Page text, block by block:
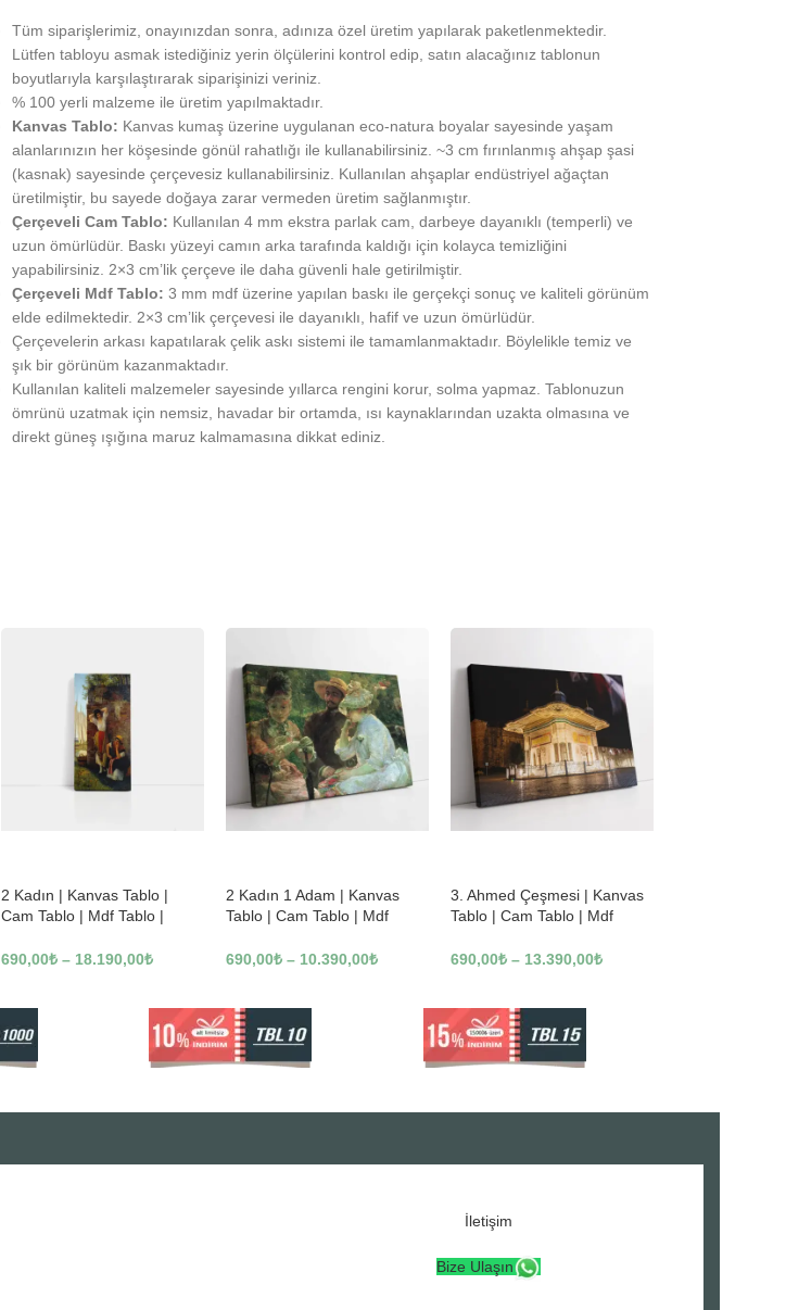
Tüm siparişlerimiz, onayınızdan sonra, adınıza özel üretim yapılarak paketlenmektedir.
Lütfen tabloyu asmak istediğiniz yerin ölçülerini kontrol edip, satın alacağınız tablonun
boyutlarıyla karşılaştırarak siparişinizi veriniz.
% 100 yerli malzeme ile üretim yapılmaktadır.
Kanvas Tablo: Kanvas kumaş üzerine uygulanan eco-natura boyalar sayesinde yaşam
alanlarınızın her köşesinde gönül rahatlığı ile kullanabilirsiniz. ~3 cm fırınlanmış ahşap şasi
(kasnak) sayesinde çerçevesiz kullanabilirsiniz. Kullanılan ahşaplar endüstriyel ağaçtan
üretilmiştir, bu sayede doğaya zarar vermeden üretim sağlanmıştır.
Çerçeveli Cam Tablo: Kullanılan 4 mm ekstra parlak cam, darbeye dayanıklı (temperli) ve
uzun ömürlüdür. Baskı yüzeyi camın arka tarafında kaldığı için kolayca temizliğini
yapabilirsiniz. 2×3 cm’lik çerçeve ile daha güvenli hale getirilmiştir.
Çerçeveli Mdf Tablo: 3 mm mdf üzerine yapılan baskı ile gerçekçi sonuç ve kaliteli görünüm
elde edilmektedir. 2×3 cm’lik çerçevesi ile dayanıklı, hafif ve uzun ömürlüdür.
Çerçevelerin arkası kapatılarak çelik askı sistemi ile tamamlanmaktadır. Böylelikle temiz ve
şık bir görünüm kazanmaktadır.
Kullanılan kaliteli malzemeler sayesinde yıllarca rengini korur, solma yapmaz. Tablonuzun
ömrünü uzatmak için nemsiz, havadar bir ortamda, ısı kaynaklarından uzakta olmasına ve
direkt güneş ışığına maruz kalmamasına dikkat ediniz.
2 Kadın | Kanvas Tablo |
Cam Tablo | Mdf Tablo |
690,00₺ – 18.190,00₺
2 Kadın 1 Adam | Kanvas
Tablo | Cam Tablo | Mdf
690,00₺ – 10.390,00₺
3. Ahmed Çeşmesi | Kanvas
Tablo | Cam Tablo | Mdf
690,00₺ – 13.390,00₺
İletişim
Bize Ulaşın